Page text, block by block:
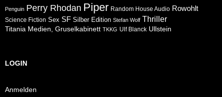
Penguin Perry Rhodan Piper Random House Audio Rowohlt
Science Fiction Sex SF Silber Edition Stefan Wolf Thriller
Titania Medien, Gruselkabinett TKKG Ulf Blanck Ullstein
LOGIN
Anmelden